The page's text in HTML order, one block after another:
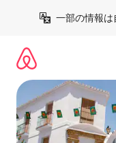
一部の情報は